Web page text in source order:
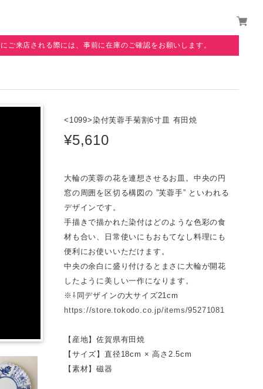
来店される際には、事前に在庫のご確認をお願いします。
<1099>染付芙蓉手菊割6寸皿 有田焼
¥5,610
大輪の芙蓉の花を連想させるお皿。中央の円
窓の周囲を区切る構図の ”芙蓉手” といわれる
デザインです。
手描きで描かれた染付はどのような色彩の食
材も合い、日常使いにもおもてなし料理にも
便利にお使いいただけます。
中央の余白に盛り付けるとまさに大輪が開花
したように美しい一作になります。
※⇩同デザインの大サイズ21cm
https://store.tokodo.co.jp/items/95271081
【産地】佐賀県有田焼
【サイズ】直径18cm × 高さ2.5cm
【素材】磁器